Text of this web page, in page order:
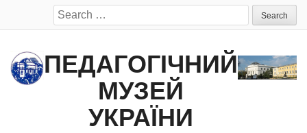
Search
for:
ПЕДАГОГІЧНИЙ
МУЗЕЙ
УКРАЇНИ